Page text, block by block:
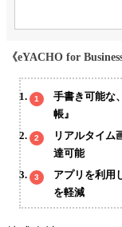
《eYACHO for
手書き可能な
帳』
リアルタイム
達可能
アプリを利用
を軽減